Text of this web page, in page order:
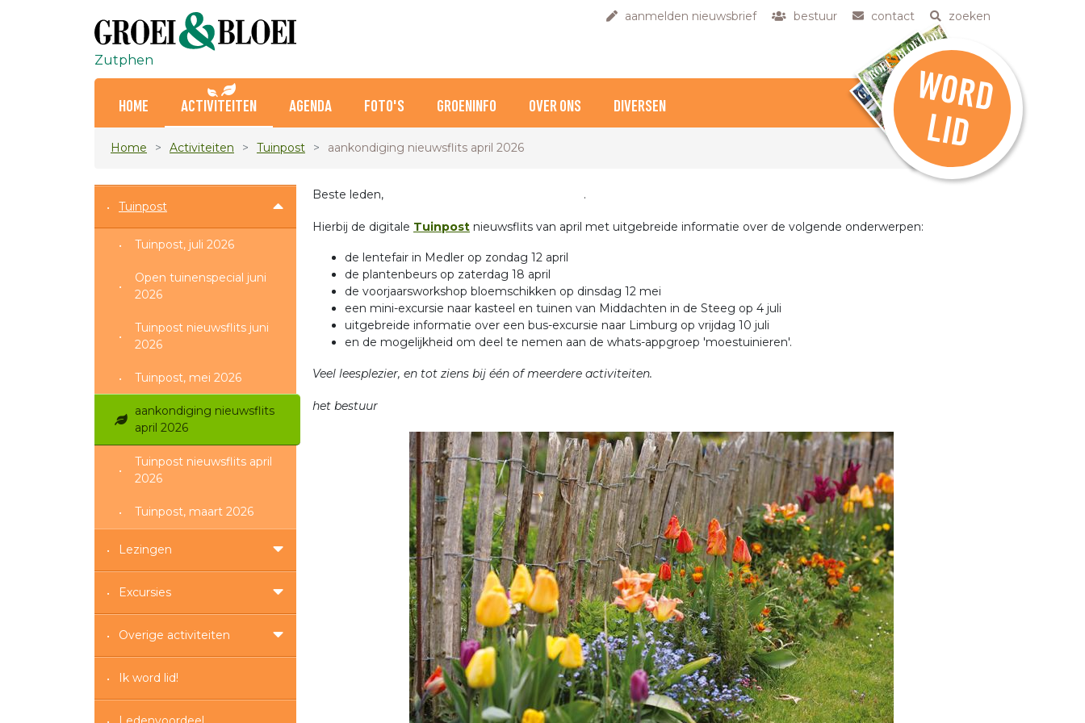
aanmelden nieuwsbrief bestuur contact zoeken
Zutphen
HOME ACTIVITEITEN AGENDA FOTO'S GROENINFO OVER ONS DIVERSEN W
O
R
D
L
ID
Home Activiteiten Tuinpost aankondiging nieuwsflits april 2026
Tuinpost
Tuinpost, juli 2026
Open tuinenspecial juni
2026
Tuinpost nieuwsflits juni
2026
Tuinpost, mei 2026
aankondiging nieuwsflits
april 2026
Tuinpost nieuwsflits april
2026
Tuinpost, maart 2026
Lezingen
Excursies
Overige activiteiten
Ik word lid!
Beste leden, .
Hierbij de digitale Tuinpost nieuwsflits van april met uitgebreide informatie over de volgende onderwerpen:
de lentefair in Medler op zondag 12 april
de plantenbeurs op zaterdag 18 april
de voorjaarsworkshop bloemschikken op dinsdag 12 mei
een mini-excursie naar kasteel en tuinen van Middachten in de Steeg op 4 juli
uitgebreide informatie over een bus-excursie naar Limburg op vrijdag 10 juli
en de mogelijkheid om deel te nemen aan de whats-appgroep 'moestuinieren'.
Veel leesplezier, en tot ziens bij één of meerdere activiteiten.
het bestuur